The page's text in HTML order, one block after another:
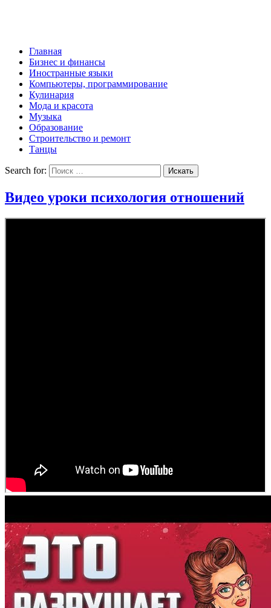
Главная
Бизнес и финансы
Иностранные языки
Компьютеры, программирование
Кулинария
Мода и красота
Музыка
Образование
Строительство и ремонт
Танцы
Search for:
Видео уроки психология отношений